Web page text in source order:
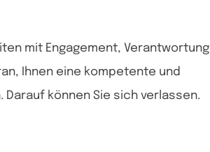
mit Engagement, Verantwortung
Ihnen eine kompetente und
können Sie sich verlassen.